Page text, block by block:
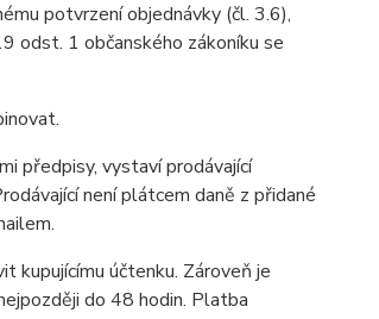
potvrzení objednávky (čl. 3.6),
odst. 1 občanského zákoníku se
předpisy, vystaví prodávající
není plátcem daně z přidané
účtenku. Zároveň je
do 48 hodin. Platba